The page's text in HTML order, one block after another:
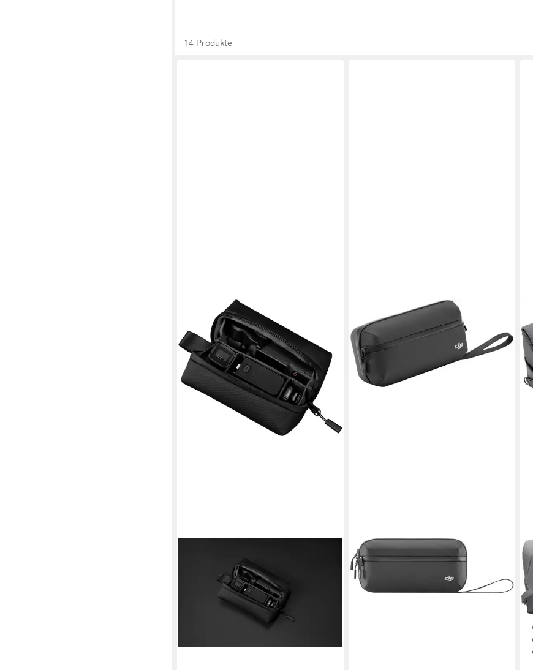
14 Produkte
Tragetasche Osmo Pocket 4
29,00 €
lieferbar - in 1-2 Werktagen bei dir